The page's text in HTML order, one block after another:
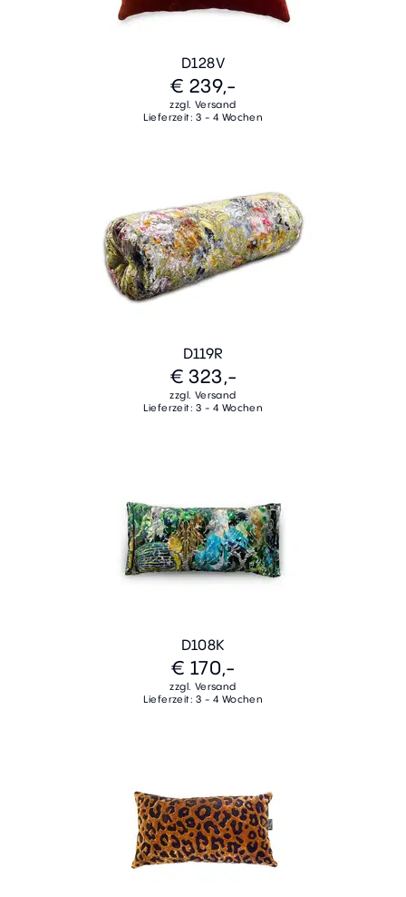
D128V
€ 239,-
zzgl. Versand
Lieferzeit: 3 - 4 Wochen
D119R
€ 323,-
zzgl. Versand
Lieferzeit: 3 - 4 Wochen
D108K
€ 170,-
zzgl. Versand
Lieferzeit: 3 - 4 Wochen